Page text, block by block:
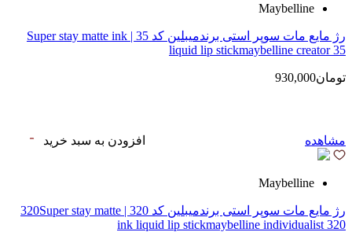
Maybelline
رژ مایع مات سوپر استی‌ برندمیبلین کد 35 | Super stay matte ink
liquid lip stickmaybelline creator 35
تومان930,000
مشاهده افزودن به سبد خرید
Maybelline
رژ مایع مات سوپر استی‌ برندمیبلین کد 320 | 320Super stay matte
ink liquid lip stickmaybelline individualist 320